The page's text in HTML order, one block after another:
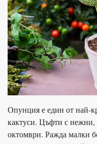
Опунция е един от най-
кактуси. Цъфти с
октомври. Ражда малки